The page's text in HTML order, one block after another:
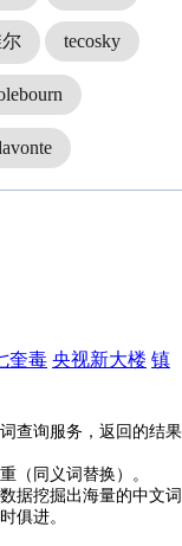
tecosky
奎毒 央视新大楼 镇
查询服务，返回的结果
（同义词替换）。
据挖掘出海量的中文词
俱进。